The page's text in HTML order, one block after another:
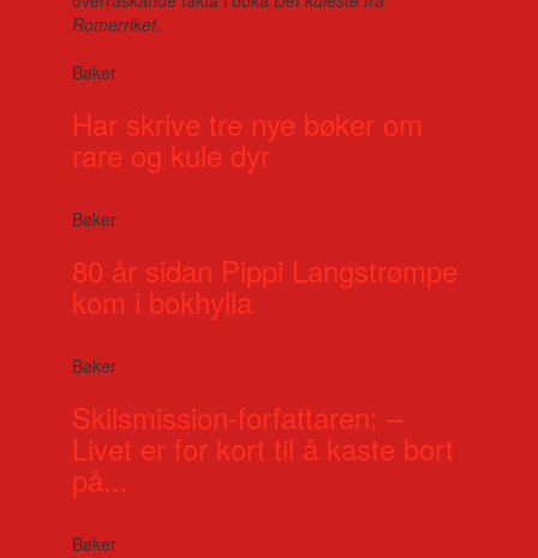
Romerriket.
Bøker
Har skrive tre nye bøker om
rare og kule dyr
Bøker
80 år sidan Pippi Langstrømpe
kom i bokhylla
Bøker
Skilsmission-forfattaren: –
Livet er for kort til å kaste bort
på...
Bøker